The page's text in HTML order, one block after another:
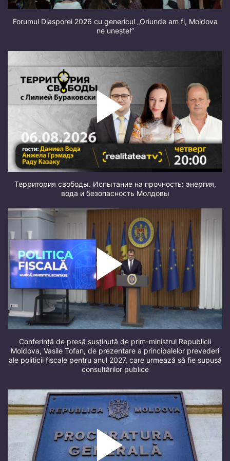
Forumul Diasporei 2026 cu genericul „Oriunde am fi, Moldova
ne unește!”
Территория свободы. Испытание на прочность: энергия,
вода и безопасность Молдовы
Conferință de presă susținută de prim-ministrul Republicii
Moldova, Vasile Tofan, de prezentare a principalelor prevederi
ale politicii fiscale pentru anul 2027, care urmează să fie supusă
consultărilor publice